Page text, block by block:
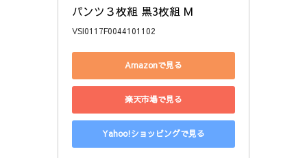
パンツ３枚組 黒3枚組 M
VSI0117F0044101102
Amazonで見る
楽天市場で見る
Yahoo!ショッピングで見る